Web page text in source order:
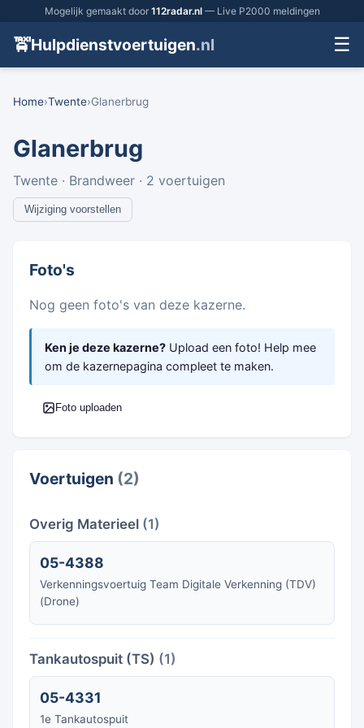
Mogelijk gemaakt door 112radar.nl— Live P2000 meldingen
🚖Hulpdienstvoertuigen.nl ☰
Home›Twente›Glanerbrug
Glanerbrug
Twente · Brandweer · 2 voertuigen
Wijziging voorstellen
Foto's
Nog geen foto's van deze kazerne.
Ken je deze kazerne? Upload een foto! Help mee
om de kazernepagina compleet te maken.
Foto uploaden
Voertuigen (2)
Overig Materieel (1)
05-4388
Verkenningsvoertuig Team Digitale Verkenning (TDV)
(Drone)
Tankautospuit (TS) (1)
05-4331
1e Tankautospuit